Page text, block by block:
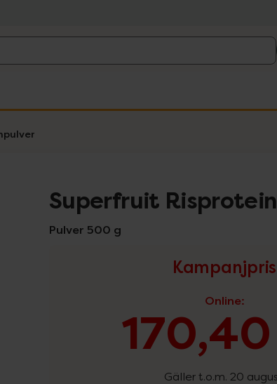
Superfruit Risprotein
Pulver 500 g
Kampanjpris
Online:
Gäller t.o.m. 20